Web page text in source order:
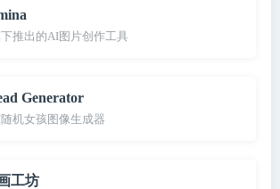
推出的AI图片创作工具
Generator
机女孩图像生成器
工坊